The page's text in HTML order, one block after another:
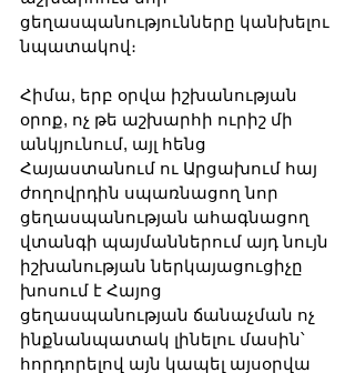
ցեղասպանությունները կանխելու
նպատակով։
Հիմա, երբ օրվա իշխանության
օրոք, ոչ թե աշխարհի ուրիշ մի
անկյունում, այլ հենց
Հայաստանում ու Արցախում հայ
ժողովրդին սպառնացող նոր
ցեղասպանության ահագնացող
վտանգի պայմաններում այդ նույն
իշխանության ներկայացուցիչը
խոսում է Հայոց
ցեղասպանության ճանաչման ոչ
ինքնանպատակ լինելու մասին՝
հորդորելով այն կապել այսօրվա